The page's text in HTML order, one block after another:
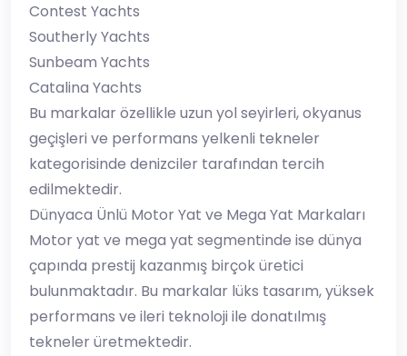
Contest Yachts
Southerly Yachts
Sunbeam Yachts
Catalina Yachts
Bu markalar özellikle uzun yol seyirleri, okyanus
geçişleri ve performans yelkenli tekneler
kategorisinde denizciler tarafından tercih
edilmektedir.
Dünyaca Ünlü Motor Yat ve Mega Yat Markaları
Motor yat ve mega yat segmentinde ise dünya
çapında prestij kazanmış birçok üretici
bulunmaktadır. Bu markalar lüks tasarım, yüksek
performans ve ileri teknoloji ile donatılmış
tekneler üretmektedir.